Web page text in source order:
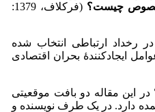
چیست؟
(فرکلاف، 1379:
رخداد ارتباطی انتخاب شده
ایجادکنندۀ بحران اقتصادی
در این مقاله دو بافت موقعیتی
دارد. در یک طرف نویسنده و